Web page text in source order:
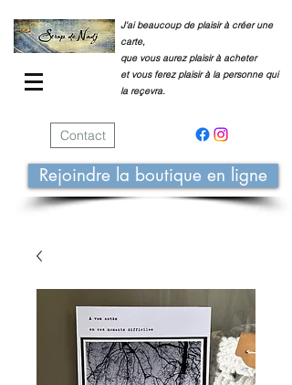
J'ai beaucoup de plaisir à créer une
carte,
que vous aurez plaisir à acheter
et vous ferez plaisir à la personne qui
la reçevra.
Contact
Rejoindre la boutique en ligne